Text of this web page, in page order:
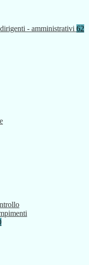
- amministrativi 62